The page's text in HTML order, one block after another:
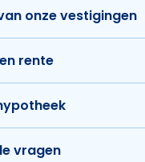
onze vestigingen
rente
vragen